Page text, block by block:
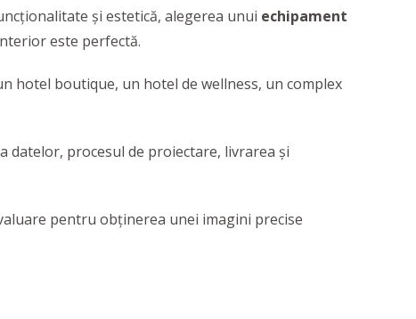
și estetică, alegerea unui echipament
este perfectă.
hotel boutique, un hotel de wellness, un complex
datelor, procesul de proiectare, livrarea și
pentru obținerea unei imagini precise